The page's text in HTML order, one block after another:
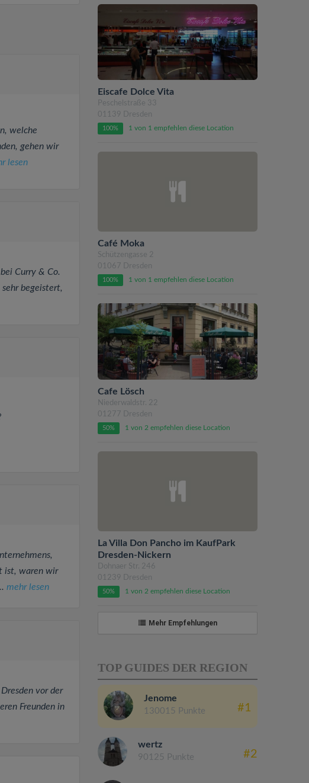
welche
gehen wir
lesen
Curry & Co.
begeistert,
ist, waren wir
mehr lesen
vor der
Freunden in
Eiscafe Dolce Vita
Peschelstraße 33
01139 Dresden
100% 1 von 1 empfehlen diese Location
Café Moka
Schützengasse 2
01067 Dresden
100% 1 von 1 empfehlen diese Location
Cafe Lösch
Niederwaldstr. 22
01277 Dresden
50% 1 von 2 empfehlen diese Location
La Villa Don Pancho im KaufPark
Dresden-Nickern
Dohnaer Str. 246
01239 Dresden
50% 1 von 2 empfehlen diese Location
Mehr Empfehlungen
TOP GUIDES DER REGION
Jenome
130015 Punkte #1
wertz
90125 Punkte #2